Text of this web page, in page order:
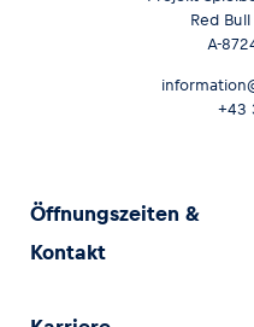
Red Bull
A-
+43
Öffnungszeiten &
Kontakt